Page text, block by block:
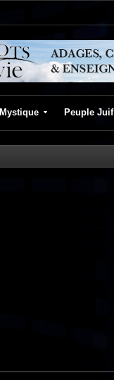
Mystique Peuple Juif